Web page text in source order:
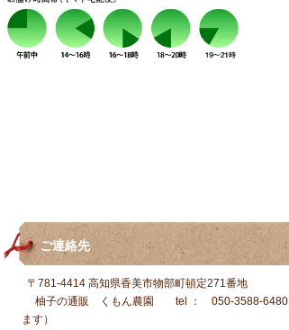
ご連絡先
〒781-4414 高知県香美市物部町頓定271番地
柚子の通販 くもん農園 tel ： 050-3588-6480 (留
ます）